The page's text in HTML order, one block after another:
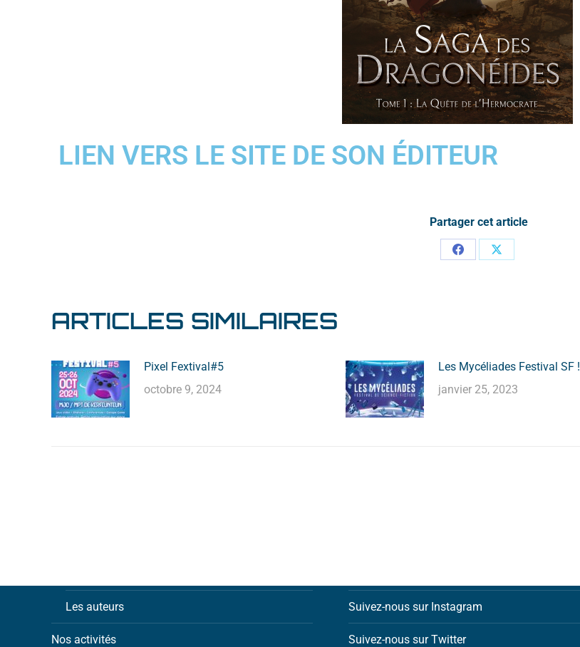
LIEN VERS LE SITE DE SON ÉDITEUR
Partager cet article
ARTICLES SIMILAIRES
Pixel Fextival#5
octobre 9, 2024
Les Mycéliades Festival SF !
janvier 25, 2023
Les auteurs
Nos activités
Suivez-nous sur Instagram
Suivez-nous sur Twitter